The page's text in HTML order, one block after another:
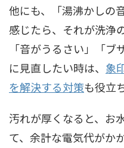
他にも、「湯沸かしの
感じたら、それが洗浄
「音がうるさい」「
に見直したい時は、 象
を解決する対策も役立
汚れが厚くなると、お
て、余計な電気代がか